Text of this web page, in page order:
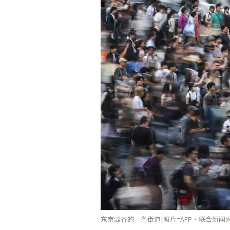
东京涩谷的一条街道[照片=AFP·联合新闻